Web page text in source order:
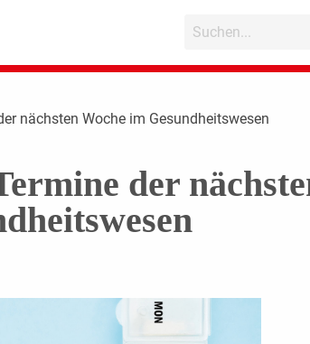
nächsten Woche im Gesundheitswesen
der